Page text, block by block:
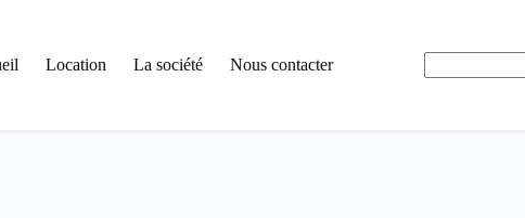
Location La société
Nous contacter